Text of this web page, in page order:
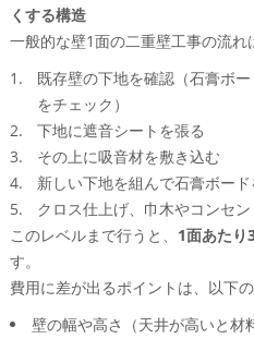
くする構造
一般的な壁1面の二重壁工事の流れ
既存壁の下地を確認（石膏ボ
をチェック）
下地に遮音シートを張る
その上に吸音材を敷き込む
新しい下地を組んで石膏ボード
クロス仕上げ、巾木やコンセ
このレベルまで行うと、 1面あたり
す。
費用に差が出るポイントは、以下の
壁の幅や高さ（天井が高いと材